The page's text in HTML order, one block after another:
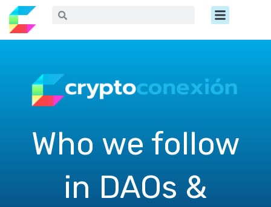
contenido
Buscar Menú
Who we follow
in DAOs &